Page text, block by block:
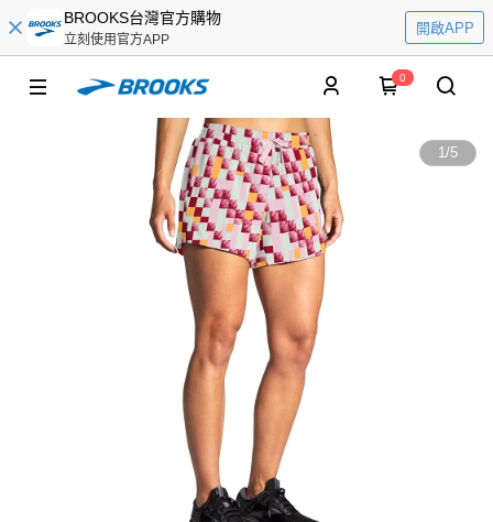
BROOKS台灣官方購物
立刻使用官方APP
開啟APP
0
1/5